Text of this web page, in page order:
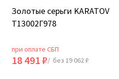
Золотые серьги KARATOV
Т13002Г978
при оплате СБП
18 491 ₽/ без 19 062 ₽